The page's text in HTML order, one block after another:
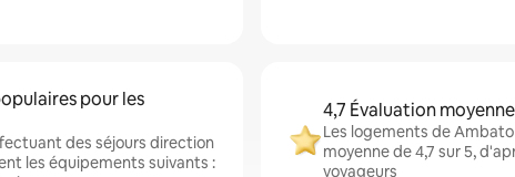
pour les
des séjours direction
les équipements suivants :
4,7 Évaluation moyenne
Les logements de
moyenne de 4,7 sur 5,
voyageurs